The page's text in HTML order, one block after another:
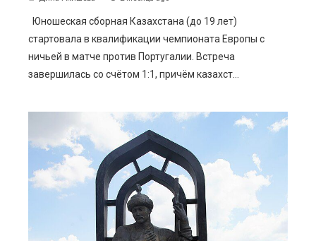
Юношеская сборная Казахстана (до 19 лет)
стартовала в квалификации чемпионата Европы с
ничьей в матче против Португалии. Встреча
завершилась со счётом 1:1, причём казахст...